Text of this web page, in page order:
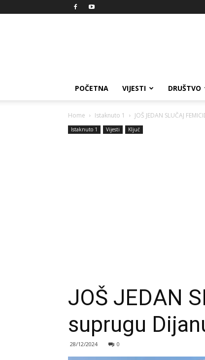
POČETNA VIJESTI DRUŠTVO
Home Istaknuto 1 JOŠ JEDAN SLUČAJ
Istaknuto 1 Vijesti Ključ
JOŠ JEDAN
suprugu
28/12/2024 0